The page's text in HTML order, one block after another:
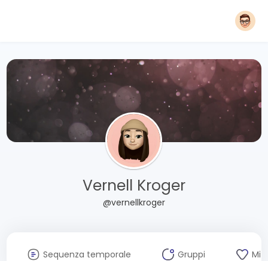
Vernell Kroger
@vernellkroger
Sequenza temporale Gruppi Mi